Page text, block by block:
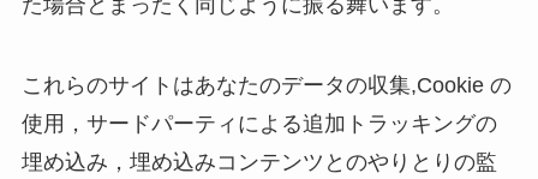
これらのサイトはあなたのデータの収集,Cookie の
使用，サードパーティによる追加トラッキングの
埋め込み，埋め込みコンテンツとのやりとりの監